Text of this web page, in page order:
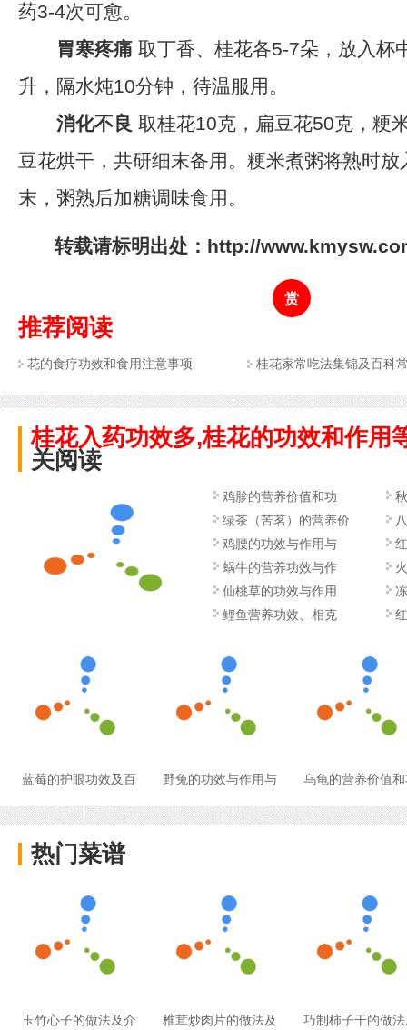
药3-4次可愈。
胃寒疼痛 取丁香、桂花各5-7朵，放入杯
升，隔水炖10分钟，待温服用。
消化不良 取桂花10克，扁豆花50克，粳
豆花烘干，共研细末备用。粳米煮粥将熟时
末，粥熟后加糖调味食用。
转载请标明出处：http://
赏
推荐阅读
花的食疗功效和食用注意事项 桂花家常吃法集锦及百科
桂花入药功效多,桂花的功效和作用
关阅读
鸡胗的营养价值和功
绿茶（苦茗）的营养价
值
鸡腰的功效与作用与
蜗牛的营养功效与作
仙桃草的功效与作用
鲤鱼营养功效、相克
蓝莓的护眼功效及百 野兔的功效与作用与 乌龟的营养价值
热门菜谱
玉竹心子的做法及介 椎茸炒肉片的做法及 巧制柿子干的做